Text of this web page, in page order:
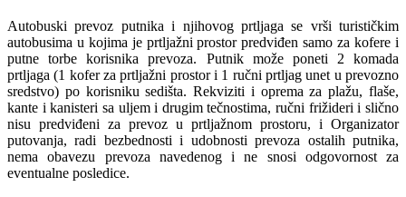
Autobuski prevoz putnika i njihovog prtljaga se vrši turističkim
autobusima u kojima je prtljažni prostor predviđen samo za kofere i
putne torbe korisnika prevoza. Putnik može poneti 2 komada
prtljaga (1 kofer za prtljažni prostor i 1 ručni prtljag unet u prevozno
sredstvo) po korisniku sedišta. Rekviziti i oprema za plažu, flaše,
kante i kanisteri sa uljem i drugim tečnostima, ručni frižideri i slično
nisu predviđeni za prevoz u prtljažnom prostoru, i Organizator
putovanja, radi bezbednosti i udobnosti prevoza ostalih putnika,
nema obavezu prevoza navedenog i ne snosi odgovornost za
eventualne posledice.